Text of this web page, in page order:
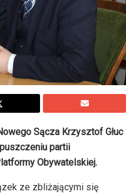
Sącza Krzysztof Głuc
partii
Obywatelskiej.
ze zbliżającymi się